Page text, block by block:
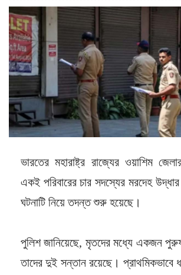
ভারতের মহারাষ্ট্র রাজ্যের ওয়াশিম
একই পরিবারের চার সদস্যের মরদেহ
ঘটনাটি নিয়ে তদন্ত শুরু হয়েছে।
পুলিশ জানিয়েছে, মৃতদের মধ্যে একজন
তাদের দুই সন্তান রয়েছে। প্রাথমিকভাবে